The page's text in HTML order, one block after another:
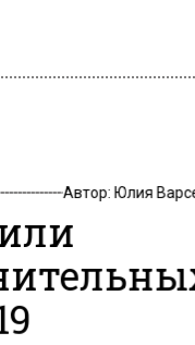
Автор: Юлия